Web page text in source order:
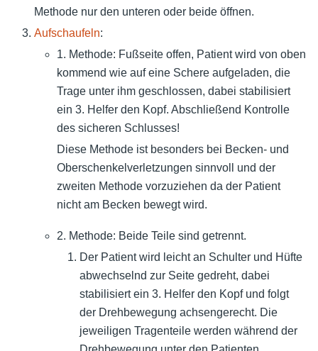
Methode nur den unteren oder beide öffnen.
Aufschaufeln:
1. Methode: Fußseite offen, Patient wird von oben
kommend wie auf eine Schere aufgeladen, die
Trage unter ihm geschlossen, dabei stabilisiert
ein 3. Helfer den Kopf. Abschließend Kontrolle
des sicheren Schlusses!
Diese Methode ist besonders bei Becken- und
Oberschenkelverletzungen sinnvoll und der
zweiten Methode vorzuziehen da der Patient
nicht am Becken bewegt wird.
2. Methode: Beide Teile sind getrennt.
Der Patient wird leicht an Schulter und Hüfte
abwechselnd zur Seite gedreht, dabei
stabilisiert ein 3. Helfer den Kopf und folgt
der Drehbewegung achsengerecht. Die
jeweiligen Tragenteile werden während der